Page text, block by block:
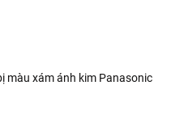
màu xám ánh kim Panasonic